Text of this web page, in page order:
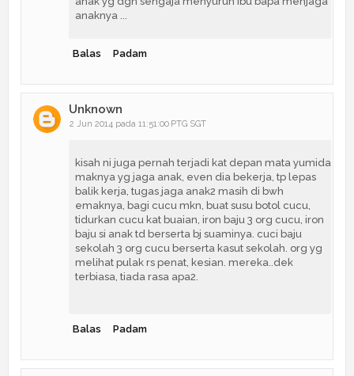
anaknya ...
Balas Padam
Unknown
2 Jun 2014 pada 11:51:00 PTG SGT
kisah ni juga pernah terjadi kat depan mata yumida
maknya yg jaga anak, even dia bekerja, tp lepas
balik kerja, tugas jaga anak2 masih di bwh
emaknya, bagi cucu mkn, buat susu botol cucu,
tidurkan cucu kat buaian, iron baju 3 org cucu, iron
baju si anak td berserta bj suaminya. cuci baju
sekolah 3 org cucu berserta kasut sekolah. org yg
melihat pulak rs penat, kesian. mereka..dek
terbiasa, tiada rasa apa2.
Balas Padam